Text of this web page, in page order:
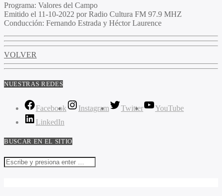
Programa: Valores del Campo
Emitido el 11-10-2022 por Radio Cultura FM 97.9 MHZ
Conducción: Fernando Estrada y Héctor Laurence
VOLVER
NUESTRAS REDES
Facebook Instagram Twitter
YouTube
LinkedIn
BUSCAR EN EL SITIO